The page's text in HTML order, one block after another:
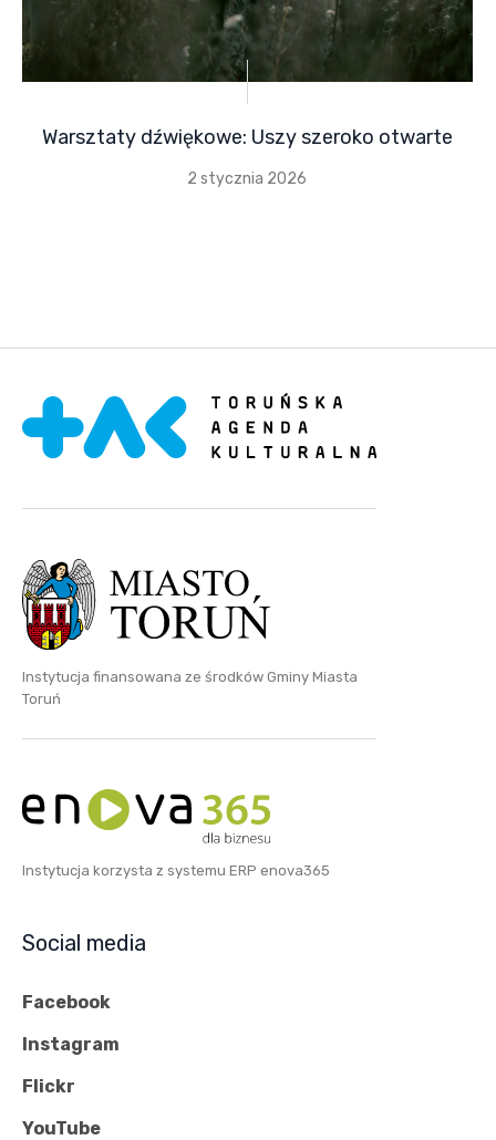
Warsztaty dźwiękowe: Uszy szeroko otwarte
2 stycznia 2026
Instytucja finansowana ze środków Gminy Miasta
Toruń
Instytucja korzysta z systemu ERP enova365
Social media
Facebook
Instagram
Flickr
YouTube